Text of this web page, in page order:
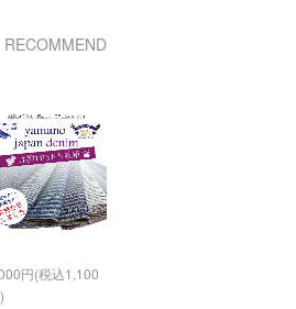
RECOMMEND
円(税込1,100